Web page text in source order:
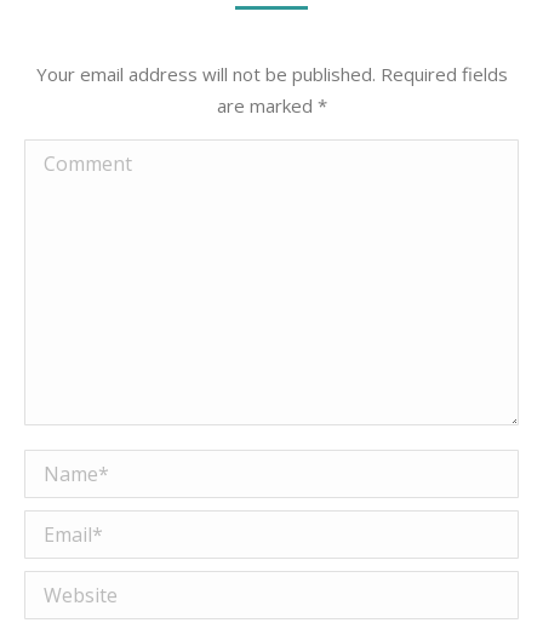
Your email address will not be published. Required fields
are marked *
Comment
Name *
Email *
Website